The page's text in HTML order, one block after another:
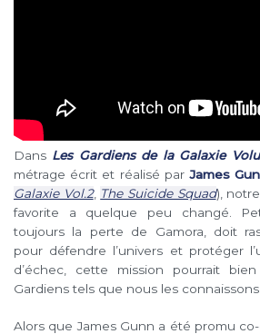
Dans Les Gardiens de la Galaxie
métrage écrit et réalisé par James
Galaxie Vol.2, The Suicide Squad),
favorite a quelque peu changé.
toujours la perte de Gamora, doit
pour défendre l’univers et protéger
d’échec, cette mission pourrait
Gardiens tels que nous les
Alors que James Gunn a été promu